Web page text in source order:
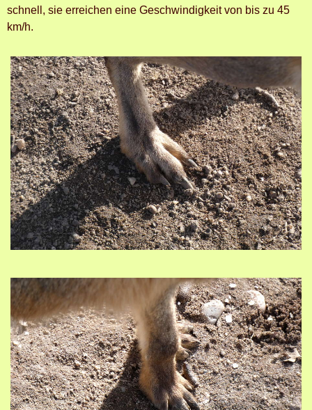
schnell, sie erreichen eine Geschwindigkeit von bis zu 45
km/h.